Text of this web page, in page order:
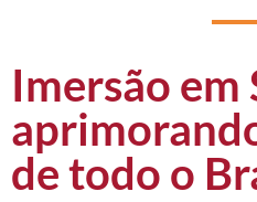
Imersão em
de todo o